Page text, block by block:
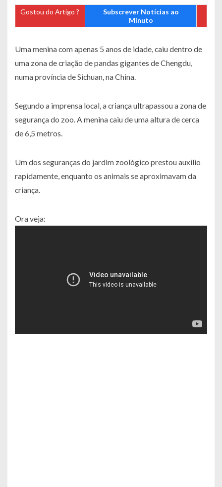
Gostou do Artigo ?
Subscrever Notícias ao
Minuto
Uma menina com apenas 5 anos de idade, caiu dentro de
uma zona de criação de pandas gigantes de Chengdu,
numa província de Sichuan, na China.
Segundo a imprensa local, a criança ultrapassou a zona de
segurança do zoo. A menina caiu de uma altura de cerca
de 6,5 metros.
Um dos seguranças do jardim zoológico prestou auxilio
rapidamente, enquanto os animais se aproximavam da
criança.
Ora veja: